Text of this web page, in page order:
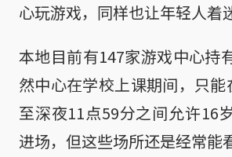
心玩游戏，同样也让年轻人着
本地目前有147家游戏中心持
然中心在学校上课期间，只
至深夜11点59分之间允许16
进场，但这些场所还是经常能